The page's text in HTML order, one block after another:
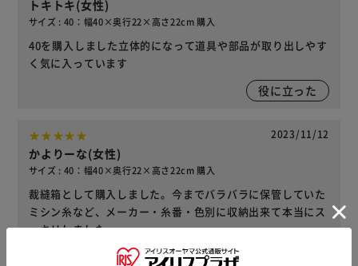
トキトキ(女性)
サイズ : 40：幅40×奥行22×高さ22cm 購入
40を購入しました立体的になって道具や部品が取り出しやす
く気に入っています
役に立った
2023/11/12
かよりーな(女性)
サイズ : 40：幅40×奥行22×高さ22cm 購入
裁縫箱として購入しました。今までバラバラに保管していた
ミシン糸など、メーカー・糸番・色別に収納出来て本当にス
ッキリしました。
1人が役に立ったと回答